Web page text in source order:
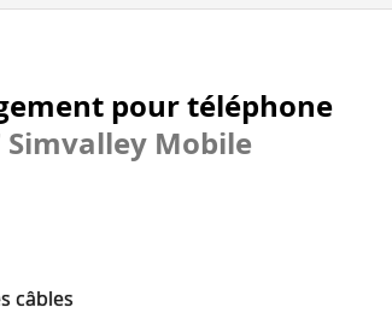
pour téléphone
Simvalley Mobile
câbles